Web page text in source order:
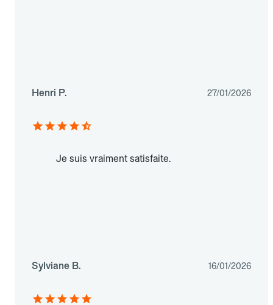
Henri P. 27/01/2026
Je suis vraiment satisfaite.
Sylviane B. 16/01/2026